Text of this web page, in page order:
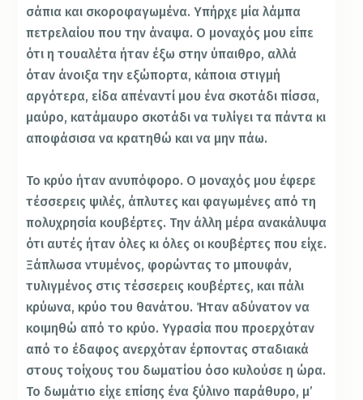
σάπια και σκοροφαγωμένα. Υπήρχε μία λάμπα
πετρελαίου που την άναψα. Ο μοναχός μου είπε
ότι η τουαλέτα ήταν έξω στην ύπαιθρο, αλλά
όταν άνοιξα την εξώπορτα, κάποια στιγμή
αργότερα, είδα απέναντί μου ένα σκοτάδι πίσσα,
μαύρο, κατάμαυρο σκοτάδι να τυλίγει τα πάντα κι
αποφάσισα να κρατηθώ και να μην πάω.
Το κρύο ήταν ανυπόφορο. Ο μοναχός μου έφερε
τέσσερεις ψιλές, άπλυτες και φαγωμένες από τη
πολυχρησία κουβέρτες. Την άλλη μέρα ανακάλυψα
ότι αυτές ήταν όλες κι όλες οι κουβέρτες που είχε.
Ξάπλωσα ντυμένος, φορώντας το μπουφάν,
τυλιγμένος στις τέσσερεις κουβέρτες, και πάλι
κρύωνα, κρύο του θανάτου. Ήταν αδύνατον να
κοιμηθώ από το κρύο. Υγρασία που προερχόταν
από το έδαφος ανερχόταν έρποντας σταδιακά
στους τοίχους του δωματίου όσο κυλούσε η ώρα.
Το δωμάτιο είχε επίσης ένα ξύλινο παράθυρο, μ’